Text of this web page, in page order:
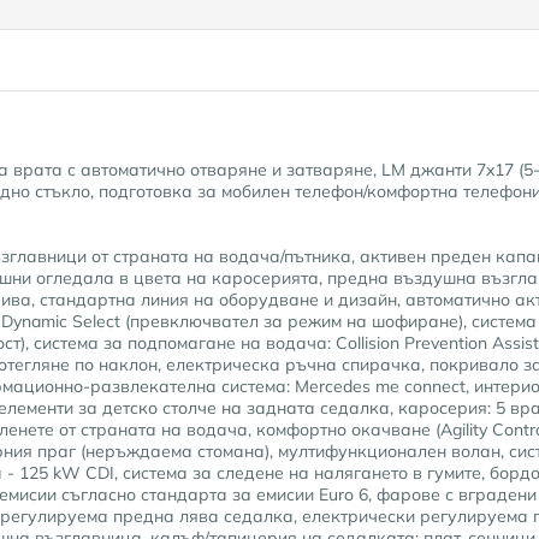
врата с автоматично отваряне и затваряне, LM джанти 7x17
стъкло, подготовка за мобилен телефон/комфортна
от страната на водача/пътника, активен преден
огледала в цвета на каросерията, предна въздушна
стандартна линия на оборудване и дизайн, автоматично
Select (превключвател за режим на шофиране),
система за подпомагане на водача: Collision Prevention
по наклон, електрическа ръчна спирачка, покривало
развлекателна система: Mercedes me connect,
за детско столче на задната седалка, каросерия: 5
от страната на водача, комфортно окачване (Agility
праг (неръждаема стомана), мултифункционален волан,
125 kW CDI, система за следене на налягането в гумите,
съгласно стандарта за емисии Euro 6, фарове с
предна лява седалка, електрически